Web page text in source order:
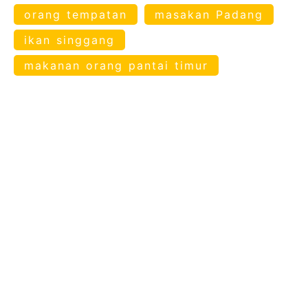
orang tempatan
masakan Padang
ikan singgang
makanan orang pantai timur